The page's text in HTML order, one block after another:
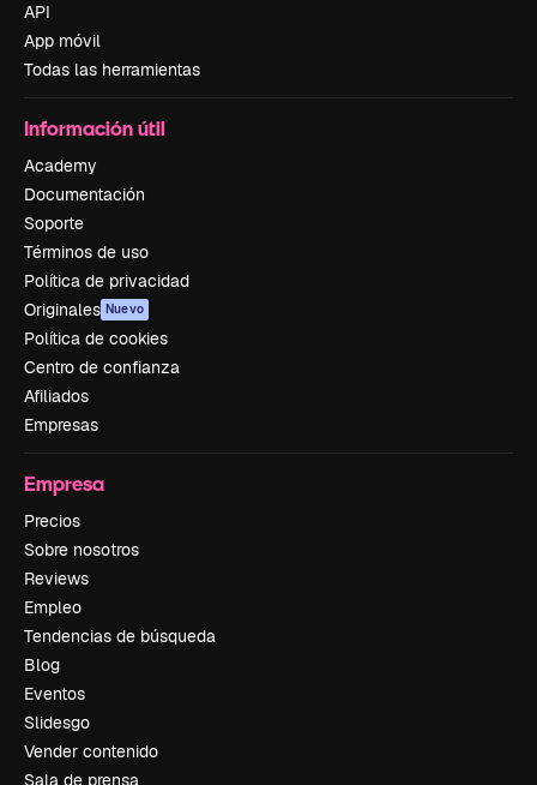
API
App móvil
Todas las herramientas
Información útil
Academy
Documentación
Soporte
Términos de uso
Política de privacidad
Originales Nuevo
Política de cookies
Centro de confianza
Afiliados
Empresas
Empresa
Precios
Sobre nosotros
Reviews
Empleo
Tendencias de búsqueda
Blog
Eventos
Slidesgo
Vender contenido
Sala de prensa